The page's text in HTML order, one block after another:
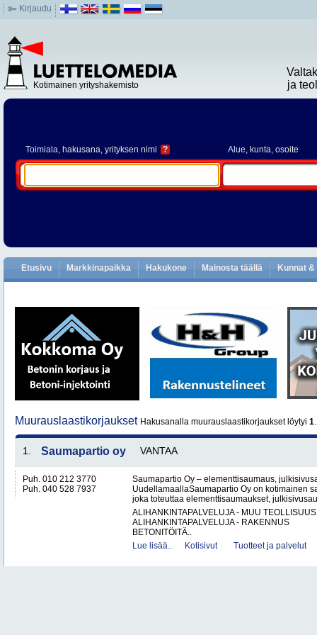
Kirjaudu
Kotimainen yrityshakemisto
ja
Toimiala, hakusana, yrityksen nimi ? Alue, kunta, osoite
Etusivu Markkinapaikka Hakukone Mainosta täällä Kunnat
Muurauslaastikorjaukset Hakusanalla muurauslaastikorjaukset löytyi 1
1. Saumapartio oy VANTAA
Puh. 010 212 3770
Puh. 040 528 7937
Saumapartio Oy – elementtisaumaus,
UudellamaallaSaumapartio Oy on kotimainen
joka toteuttaa elementtisaumaukset,
ALIHANKINTAPALVELUJA - MUU TEOLLISUUS
ALIHANKINTAPALVELUJA - RAKENNUS
BETONITÖITÄ..
Lue lisää..
Kotisivut Tuotteet ja palvelut